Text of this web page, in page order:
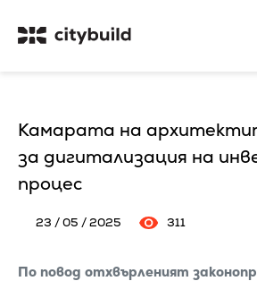
Камарата на
за дигитализация на
процес
23 / 05 / 2025 311
По повод отхвърленият